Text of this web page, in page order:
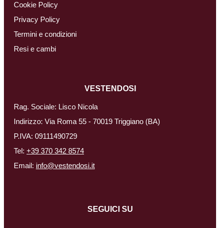
Cookie Policy
Privacy Policy
Termini e condizioni
Resi e cambi
VESTENDOSI
Rag. Sociale: Lisco Nicola
Indirizzo: Via Roma 55 - 70019 Triggiano (BA)
P.IVA: 09111490729
Tel: +39 370 342 8574
Email: info@vestendosi.it
SEGUICI SU